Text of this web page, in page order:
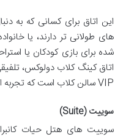
این اتاق برای کسانی که به
های طولانی تر دارند، یا
شده برای بازی کودکان یا
اتاق کینگ کلاب دولوکس،
VIP سالن کلاب است که تجربه ای بی نظیر از اقامت را رقم می زند.
سوییت (Suite)
سوییت های هتل حیات